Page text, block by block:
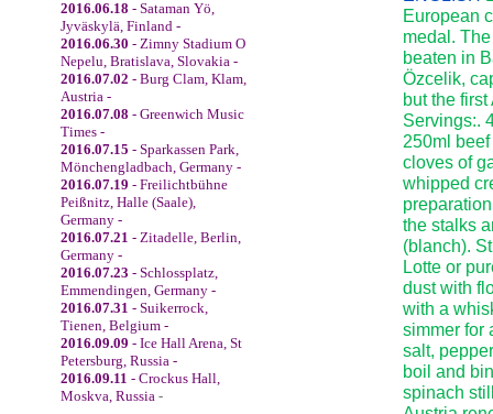
European
medal.
beaten in
Özcelik,
but the
Servings:.
250ml
cloves of
whipped
the stalks
(blanch).
Lotte or
dust with
with a
simmer for
salt,
boil and
spinach
2016.06.18 - Sataman Yö,
Jyväskylä, Finland -
2016.06.30 - Zimny Stadium O
Nepelu, Bratislava, Slovakia -
2016.07.02 - Burg Clam, Klam,
Austria -
2016.07.08 - Greenwich Music
Times -
2016.07.15 - Sparkassen Park,
Mönchengladbach, Germany -
2016.07.19 - Freilichtbühne
Peißnitz, Halle (Saale),
Germany -
2016.07.21 - Zitadelle, Berlin,
Germany -
2016.07.23 - Schlossplatz,
Emmendingen, Germany -
2016.07.31 - Suikerrock,
Tienen, Belgium -
2016.09.09 - Ice Hall Arena, St
Petersburg, Russia -
2016.09.11 - Crockus Hall,
Moskva, Russia -